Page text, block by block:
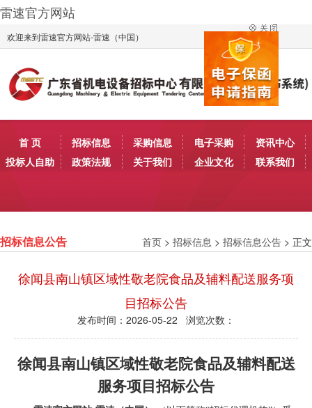
雷速官方网站
欢迎来到雷速官方网站-雷速（中国）
首 页 招标信息 采购信息 电子采购
资讯中心
投标人自助
政策法规 关于我们 企业文化 联系我们
招标信息公告 首页 > 招标信息 > 招标信息公告 > 正文
徐闻县南山镇区域性敬老院食品及辅料配送服务项
目招标公告
发布时间：2026-05-22 浏览次数：
徐闻县南山镇区域性敬老院食品及辅料配送
服务项目招标公告